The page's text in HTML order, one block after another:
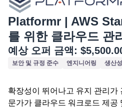
Platformr | AWS
를 위한 클라우드 관
예상 오퍼 금액:
보안 및 규정 준수 엔지니어링 생산성
확장성이 뛰어나고 유지 관리가
문가가 클라우드 워크로드 제공